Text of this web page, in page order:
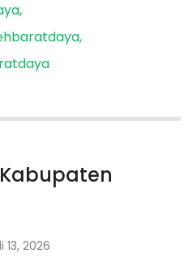
13, 2026